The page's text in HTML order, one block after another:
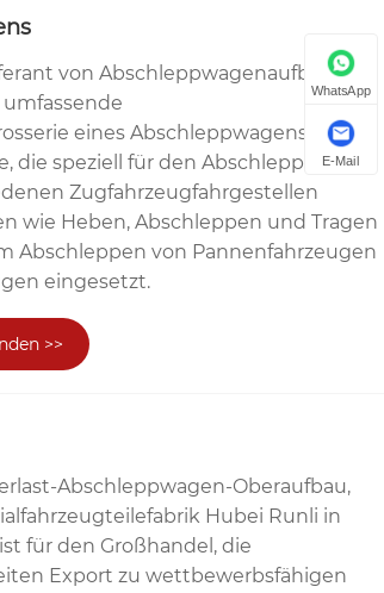
von Abschleppwagenaufbauten
eines Abschleppwagens ist
die speziell für den Abschleppbetrieb
Zugfahrzeugfahrgestellen
wie Heben, Abschleppen und Tragen
Abschleppen von Pannenfahrzeugen
eingesetzt.
>>
Abschleppwagen-Oberaufbau,
Hubei Runli in
für den Großhandel, die
Export zu wettbewerbsfähigen
WhatsApp
E-Mail